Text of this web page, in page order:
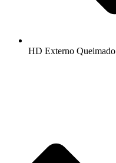
HD Externo Queimado